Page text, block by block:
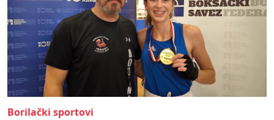
Borilački sportovi